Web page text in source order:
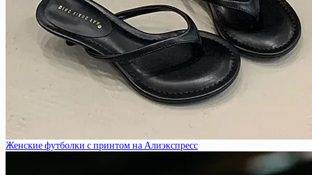
Женские футболки с принтом на Алиэкспресс